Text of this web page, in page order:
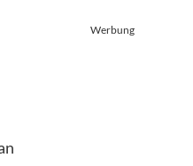
Werbung